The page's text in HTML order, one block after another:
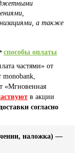
а также
способы оплаты
частями» от
«Мгновенная
в акции
согласно
наложка) —